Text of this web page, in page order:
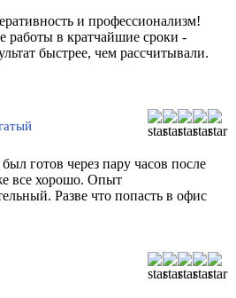
и профессионализм!
работы в кратчайшие сроки -
быстрее, чем рассчитывали.
готов через пару часов после
все хорошо. Опыт
Разве что попасть в офис